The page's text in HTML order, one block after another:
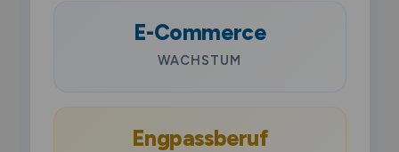
E-Commerce
WACHSTUM
Engpassberuf